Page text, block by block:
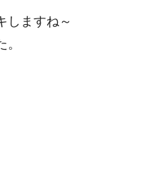
しますね～